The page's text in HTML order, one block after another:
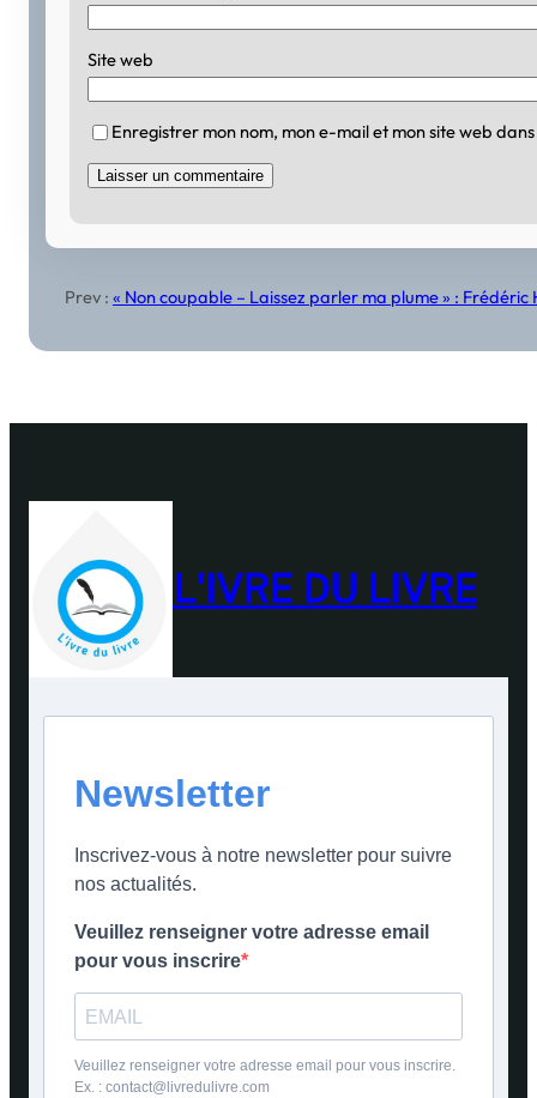
Site web
Enregistrer mon nom, mon e-mail et mon site web
Prev :« Non coupable – Laissez parler ma plume » :
L'IVRE DU LIVRE
Newsletter
Inscrivez-vous à notre newsletter pour suivre
nos actualités.
Veuillez renseigner votre adresse email
pour vous inscrire
Veuillez renseigner votre adresse email pour vous inscrire.
Ex. : contact@livredulivre.com